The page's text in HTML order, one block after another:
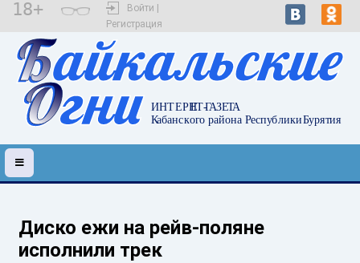
18+
Войти |
Регистрация
Диско ежи на рейв-поляне
исполнили трек